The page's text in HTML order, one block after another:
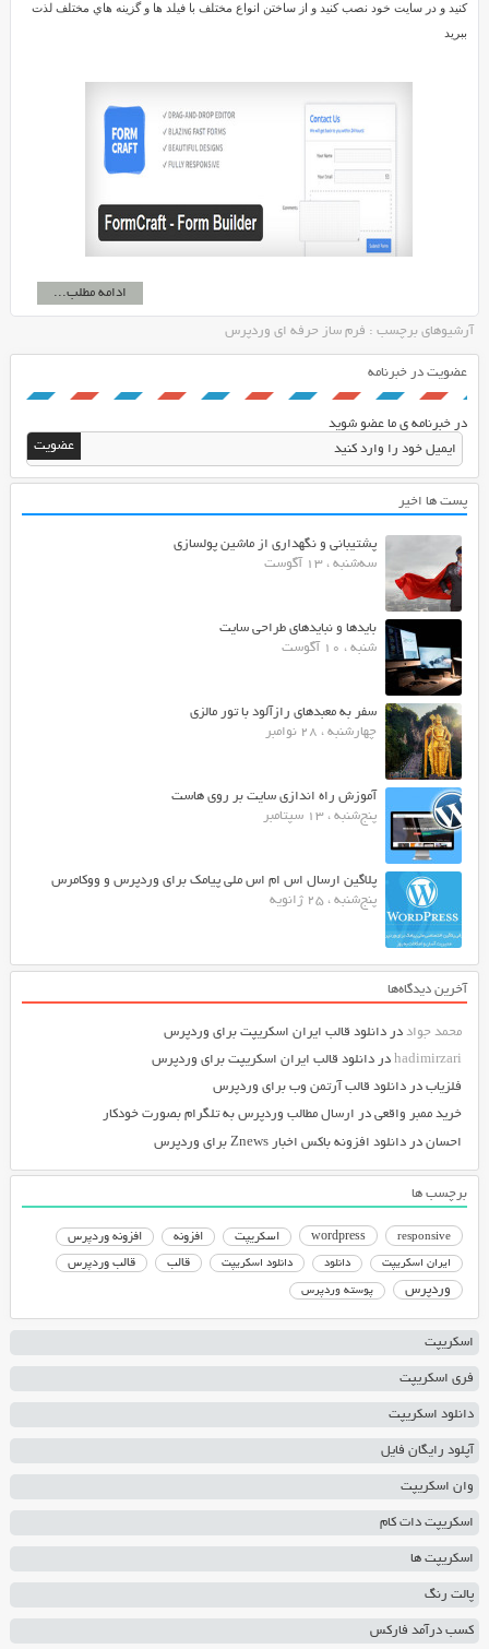
کنيد و در سايت خود نصب کنيد و از ساختن انواع مختلف با فيلد ها و گزينه هاي مختلف لذت
ببريد
ادامه مطلب...
آرشیوهای برچسب : فرم ساز حرفه ای وردپرس
عضویت در خبرنامه
در خبرنامه ی ما عضو شوید
پست ها اخیر
پشتیبانی و نگهداری از ماشین پولسازی
سه‌شنبه ، 13 آگوست
بایدها و نبایدهای طراحی سایت
شنبه ، 10 آگوست
سفر به معبدهای رازآلود با تور مالزی
چهارشنبه ، 28 نوامبر
آموزش راه اندازی سایت بر روی هاست
پنج‌شنبه ، 13 سپتامبر
پلاگین ارسال اس ام اس ملی پیامک برای وردپرس و ووکامرس
پنج‌شنبه ، 25 ژانویه
آخرین دیدگاه‌ها
محمد جواددر دانلود قالب ایران اسکریپت برای وردپرس
hadimirzariدر دانلود قالب ایران اسکریپت برای وردپرس
فلزیابدر دانلود قالب آرتمن وب برای وردپرس
خرید ممبر واقعیدر ارسال مطالب وردپرس به تلگرام بصورت خودکار
احساندر دانلود افزونه باکس اخبار Znews برای وردپرس
برچسب ها
responsive
wordpress اسکریپت افزونه افزونه وردپرس
ایران اسکریپت دانلود دانلود اسکریپت قالب قالب وردپرس
وردپرس پوسته وردپرس
اسکریپت
فری اسکریپت
دانلود اسکریپت
آپلود رایگان فایل
وان اسکریپت
اسکریپت دات کام
اسکریپت ها
پالت رنگ
کسب درآمد فارکس